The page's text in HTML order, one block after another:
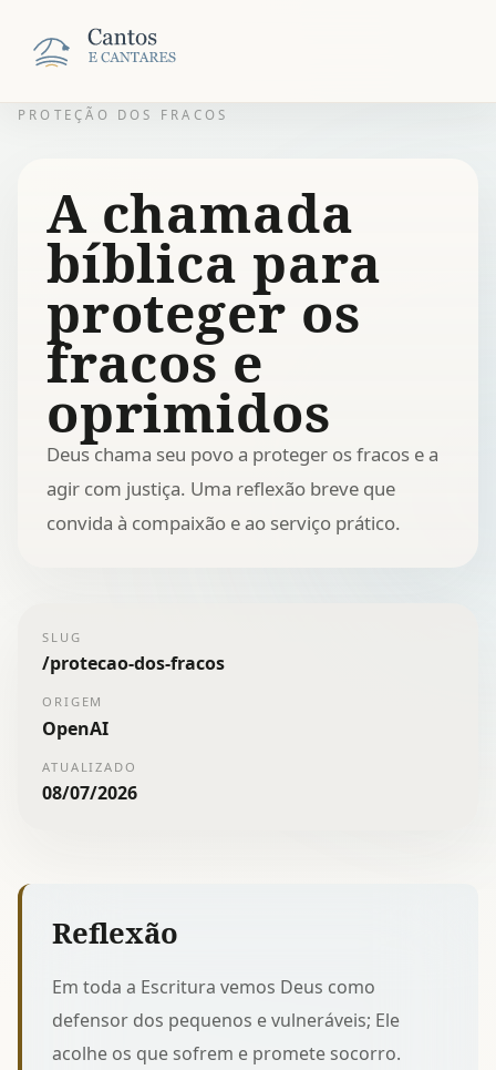
PROTEÇÃO DOS FRACOS
A chamada
bíblica para
proteger os
fracos e
oprimidos
Deus chama seu povo a proteger os fracos e a
agir com justiça. Uma reflexão breve que
convida à compaixão e ao serviço prático.
SLUG
/protecao-dos-fracos
ORIGEM
OpenAI
ATUALIZADO
08/07/2026
Reflexão
Em toda a Escritura vemos Deus como
defensor dos pequenos e vulneráveis; Ele
acolhe os que sofrem e promete socorro.